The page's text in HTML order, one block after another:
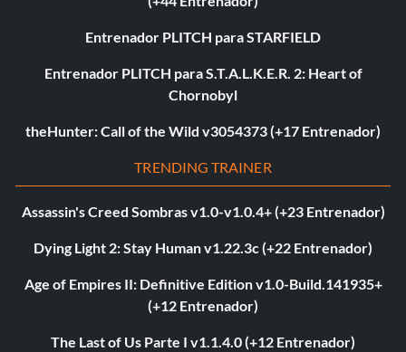
Entrenador PLITCH para STARFIELD
Entrenador PLITCH para S.T.A.L.K.E.R. 2: Heart of
Chornobyl
theHunter: Call of the Wild v3054373 (+17 Entrenador)
TRENDING TRAINER
Assassin's Creed Sombras v1.0-v1.0.4+ (+23 Entrenador)
Dying Light 2: Stay Human v1.22.3c (+22 Entrenador)
Age of Empires II: Definitive Edition v1.0-Build.141935+
(+12 Entrenador)
The Last of Us Parte I v1.1.4.0 (+12 Entrenador)